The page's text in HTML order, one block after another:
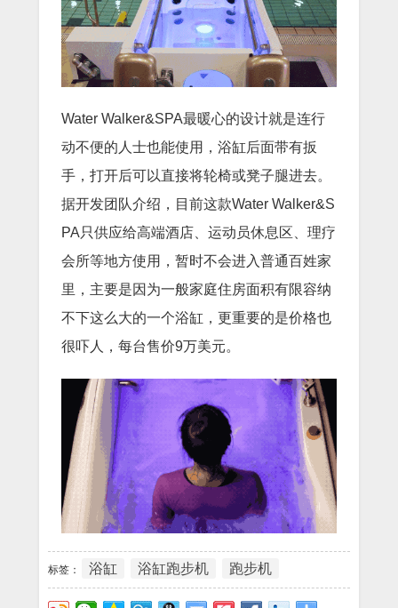
Water Walker&SPA最暖心的设计就是连行
动不便的人士也能使用，浴缸后面带有扳
手，打开后可以直接将轮椅或凳子腿进去。
据开发团队介绍，目前这款Water Walker&S
PA只供应给高端酒店、运动员休息区、理疗
会所等地方使用，暂时不会进入普通百姓家
里，主要是因为一般家庭住房面积有限容纳
不下这么大的一个浴缸，更重要的是价格也
很吓人，每台售价9万美元。
标签： 浴缸 浴缸跑步机 跑步机